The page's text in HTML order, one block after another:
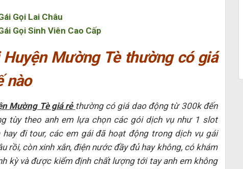
Gọi Lai Châu
Gọi Sinh Viên Cao Cấp
Huyện Mường Tè thường có giá
nào
Mường Tè giá rẻ thường có giá dao động từ 300k đến
tùy theo anh em lựa chọn các gói dịch vụ như 1 slot
hay đi tour, các em gái đã hoạt động trong dịch vụ gái
rồi, còn xinh xắn, điện nước đầy đủ hay không, có khám
kỳ và được kiểm định chất lượng tới tay anh em không